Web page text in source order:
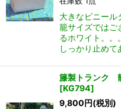
大きなビニール
籠サイズでは
るホワイト。。
しっかり止め
籐製トラン
[KG794]
9,800円(税別)